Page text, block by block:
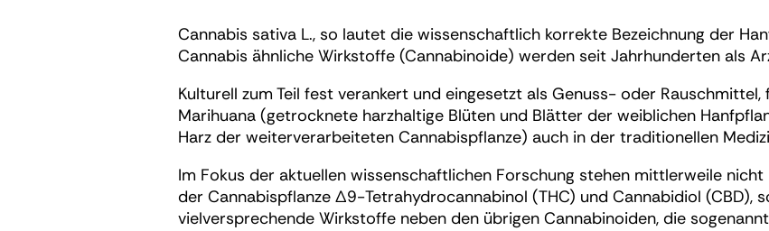
Cannabis sativa L., so lautet die wissenschaftlich korrekte Bezeichnung der
Cannabis ähnliche Wirkstoffe (Cannabinoide) werden seit Jahrhunderten als
Kulturell zum Teil fest verankert und eingesetzt als Genuss- oder
Marihuana (getrocknete harzhaltige Blüten und Blätter der weiblichen
Harz der weiterverarbeiteten Cannabispflanze) auch in der traditionellen
Im Fokus der aktuellen wissenschaftlichen Forschung stehen mittlerweile
der Cannabispflanze Δ9-Tetrahydrocannabinol (THC) und Cannabidiol (CBD),
vielversprechende Wirkstoffe neben den übrigen Cannabinoiden, die